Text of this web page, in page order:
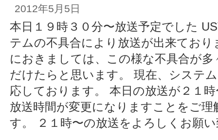
2012年5月5日
本日１９時３０分〜放送予定でした
テムの不具合により放送が出来ており
におきましては、この様な不具合が
だけたらと思います。 現在、システ
応しております。 本日の放送が２１
放送時間が変更になりますことをご
す。 ２１時〜の放送をよろしくお願